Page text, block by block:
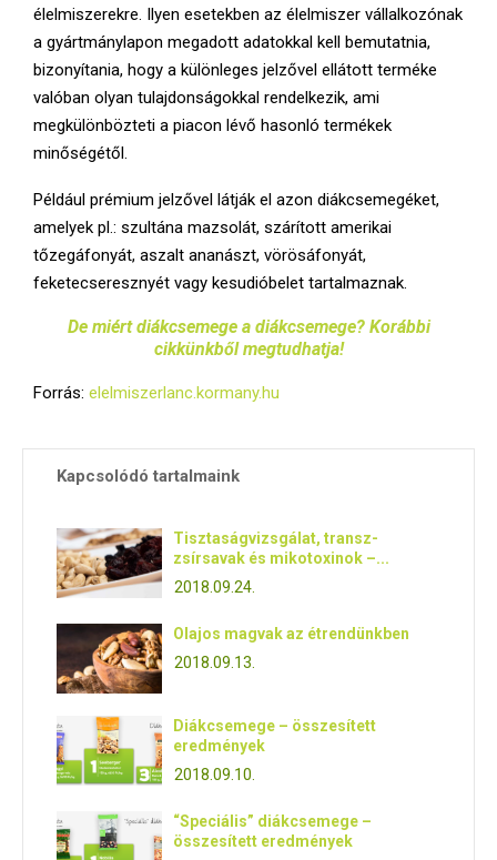
élelmiszerekre. Ilyen esetekben az élelmiszer vállalkozónak
a gyártmánylapon megadott adatokkal kell bemutatnia,
bizonyítania, hogy a különleges jelzővel ellátott terméke
valóban olyan tulajdonságokkal rendelkezik, ami
megkülönbözteti a piacon lévő hasonló termékek
minőségétől.
Például prémium jelzővel látják el azon diákcsemegéket,
amelyek pl.: szultána mazsolát, szárított amerikai
tőzegáfonyát, aszalt ananászt, vörösáfonyát,
feketecseresznyét vagy kesudióbelet tartalmaznak.
De miért diákcsemege a diákcsemege? Korábbi
cikkünkből megtudhatja!
Forrás: elelmiszerlanc.kormany.hu
Kapcsolódó tartalmaink
Tisztaságvizsgálat, transz-
zsírsavak és mikotoxinok –...
2018.09.24.
Olajos magvak az étrendünkben
2018.09.13.
Diákcsemege – összesített
eredmények
2018.09.10.
“Speciális” diákcsemege –
összesített eredmények